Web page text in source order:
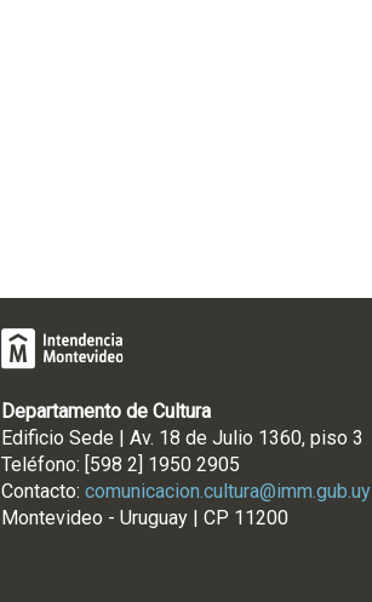
Departamento de Cultura
Edificio Sede | Av. 18 de Julio 1360, piso 3
Teléfono: [598 2] 1950 2905
Contacto: comunicacion.cultura@imm.gub.uy
Montevideo - Uruguay | CP 11200